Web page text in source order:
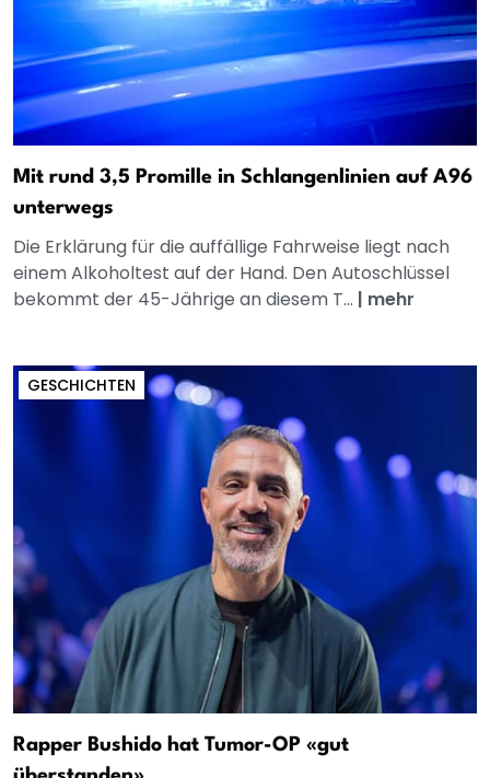
Mit rund 3,5 Promille in Schlangenlinien auf A96
unterwegs
Die Erklärung für die auffällige Fahrweise liegt nach
einem Alkoholtest auf der Hand. Den Autoschlüssel
bekommt der 45-Jährige an diesem T... | mehr
GESCHICHTEN
Rapper Bushido hat Tumor-OP «gut